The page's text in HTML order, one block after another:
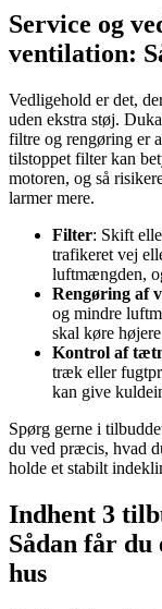
Service og
ventilation:
Vedligehold er det,
uden ekstra støj.
filtre og rengøring er
tilstoppet filter kan
motoren, og så
larmer mere.
Filter: Skift
trafikeret vej
luftmængden,
Rengøring af
og mindre
skal køre
Kontrol af
træk eller
kan give
Spørg gerne i
du ved præcis, hvad
holde et stabilt
Indhent 3
Sådan får du
hus